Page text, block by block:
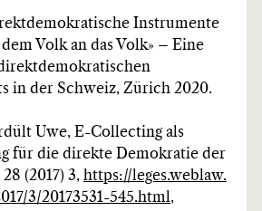
Instrumente
dem Volk an das Volk» – Eine
in der Schweiz, Zürich 2020.
Uwe, E-Collecting als
für die direkte Demokratie der
(2017) 3, https://leges.weblaw.
3/20173531-545.html,